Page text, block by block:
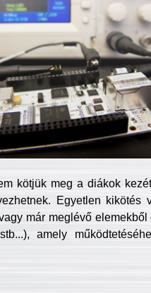
kötjük meg a diákok
Egyetlen
már meglévő
amely